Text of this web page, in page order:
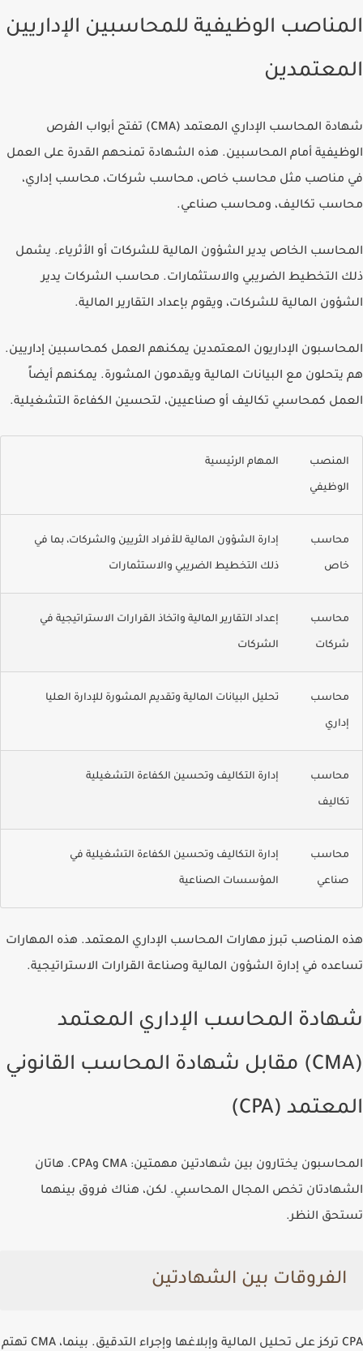
المناصب الوظيفية للمحاسبين الإداريين
المعتمدين
شهادة المحاسب الإداري المعتمد (CMA) تفتح أبواب الفرص
الوظيفية أمام المحاسبين. هذه الشهادة تمنحهم القدرة على العمل
في مناصب مثل محاسب خاص، محاسب شركات، محاسب إداري،
محاسب تكاليف، ومحاسب صناعي.
المحاسب الخاص يدير الشؤون المالية للشركات أو الأثرياء. يشمل
ذلك التخطيط الضريبي والاستثمارات. محاسب الشركات يدير
الشؤون المالية للشركات، ويقوم بإعداد التقارير المالية.
المحاسبون الإداريون المعتمدين يمكنهم العمل كمحاسبين إداريين.
هم يتحلون مع البيانات المالية ويقدمون المشورة. يمكنهم أيضاً
العمل كمحاسبي تكاليف أو صناعيين، لتحسين الكفاءة التشغيلية.
المنصب
الوظيفي
المهام الرئيسية
محاسب
خاص
إدارة الشؤون المالية للأفراد الثريين والشركات، بما في
ذلك التخطيط الضريبي والاستثمارات
محاسب
شركات
إعداد التقارير المالية واتخاذ القرارات الاستراتيجية في
الشركات
محاسب
إداري
تحليل البيانات المالية وتقديم المشورة للإدارة العليا
محاسب
تكاليف
إدارة التكاليف وتحسين الكفاءة التشغيلية
محاسب
صناعي
إدارة التكاليف وتحسين الكفاءة التشغيلية في
المؤسسات الصناعية
هذه المناصب تبرز مهارات المحاسب الإداري المعتمد. هذه المهارات
تساعده في إدارة الشؤون المالية وصناعة القرارات الاستراتيجية.
شهادة المحاسب الإداري المعتمد
(CMA) مقابل شهادة المحاسب القانوني
المعتمد (CPA)
المحاسبون يختارون بين شهادتين مهمتين: CMA وCPA. هاتان
الشهادتان تخص المجال المحاسبي. لكن، هناك فروق بينهما
تستحق النظر.
الفروقات بين الشهادتين
CPA تركز على تحليل المالية وإبلاغها وإجراء التدقيق. بينما، CMA تهتم